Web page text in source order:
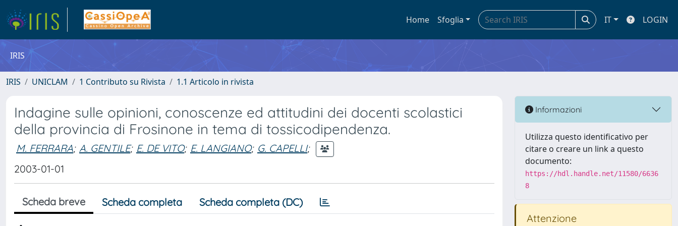
Home Sfoglia IT LOGIN
IRIS
IRIS UNICLAM 1 Contributo su Rivista 1.1 Articolo in rivista
Indagine sulle opinioni, conoscenze ed attitudini dei docenti scolastici
della provincia di Frosinone in tema di tossicodipendenza.
M. FERRARA; A. GENTILE; E. DE VITO; E. LANGIANO; G. CAPELLI;
2003-01-01
Scheda breve Scheda completa Scheda completa (DC)
Informazioni
Utilizza questo identificativo per
citare o creare un link a questo
documento:
https://hdl.handle.net/11580/6636
8
Attenzione